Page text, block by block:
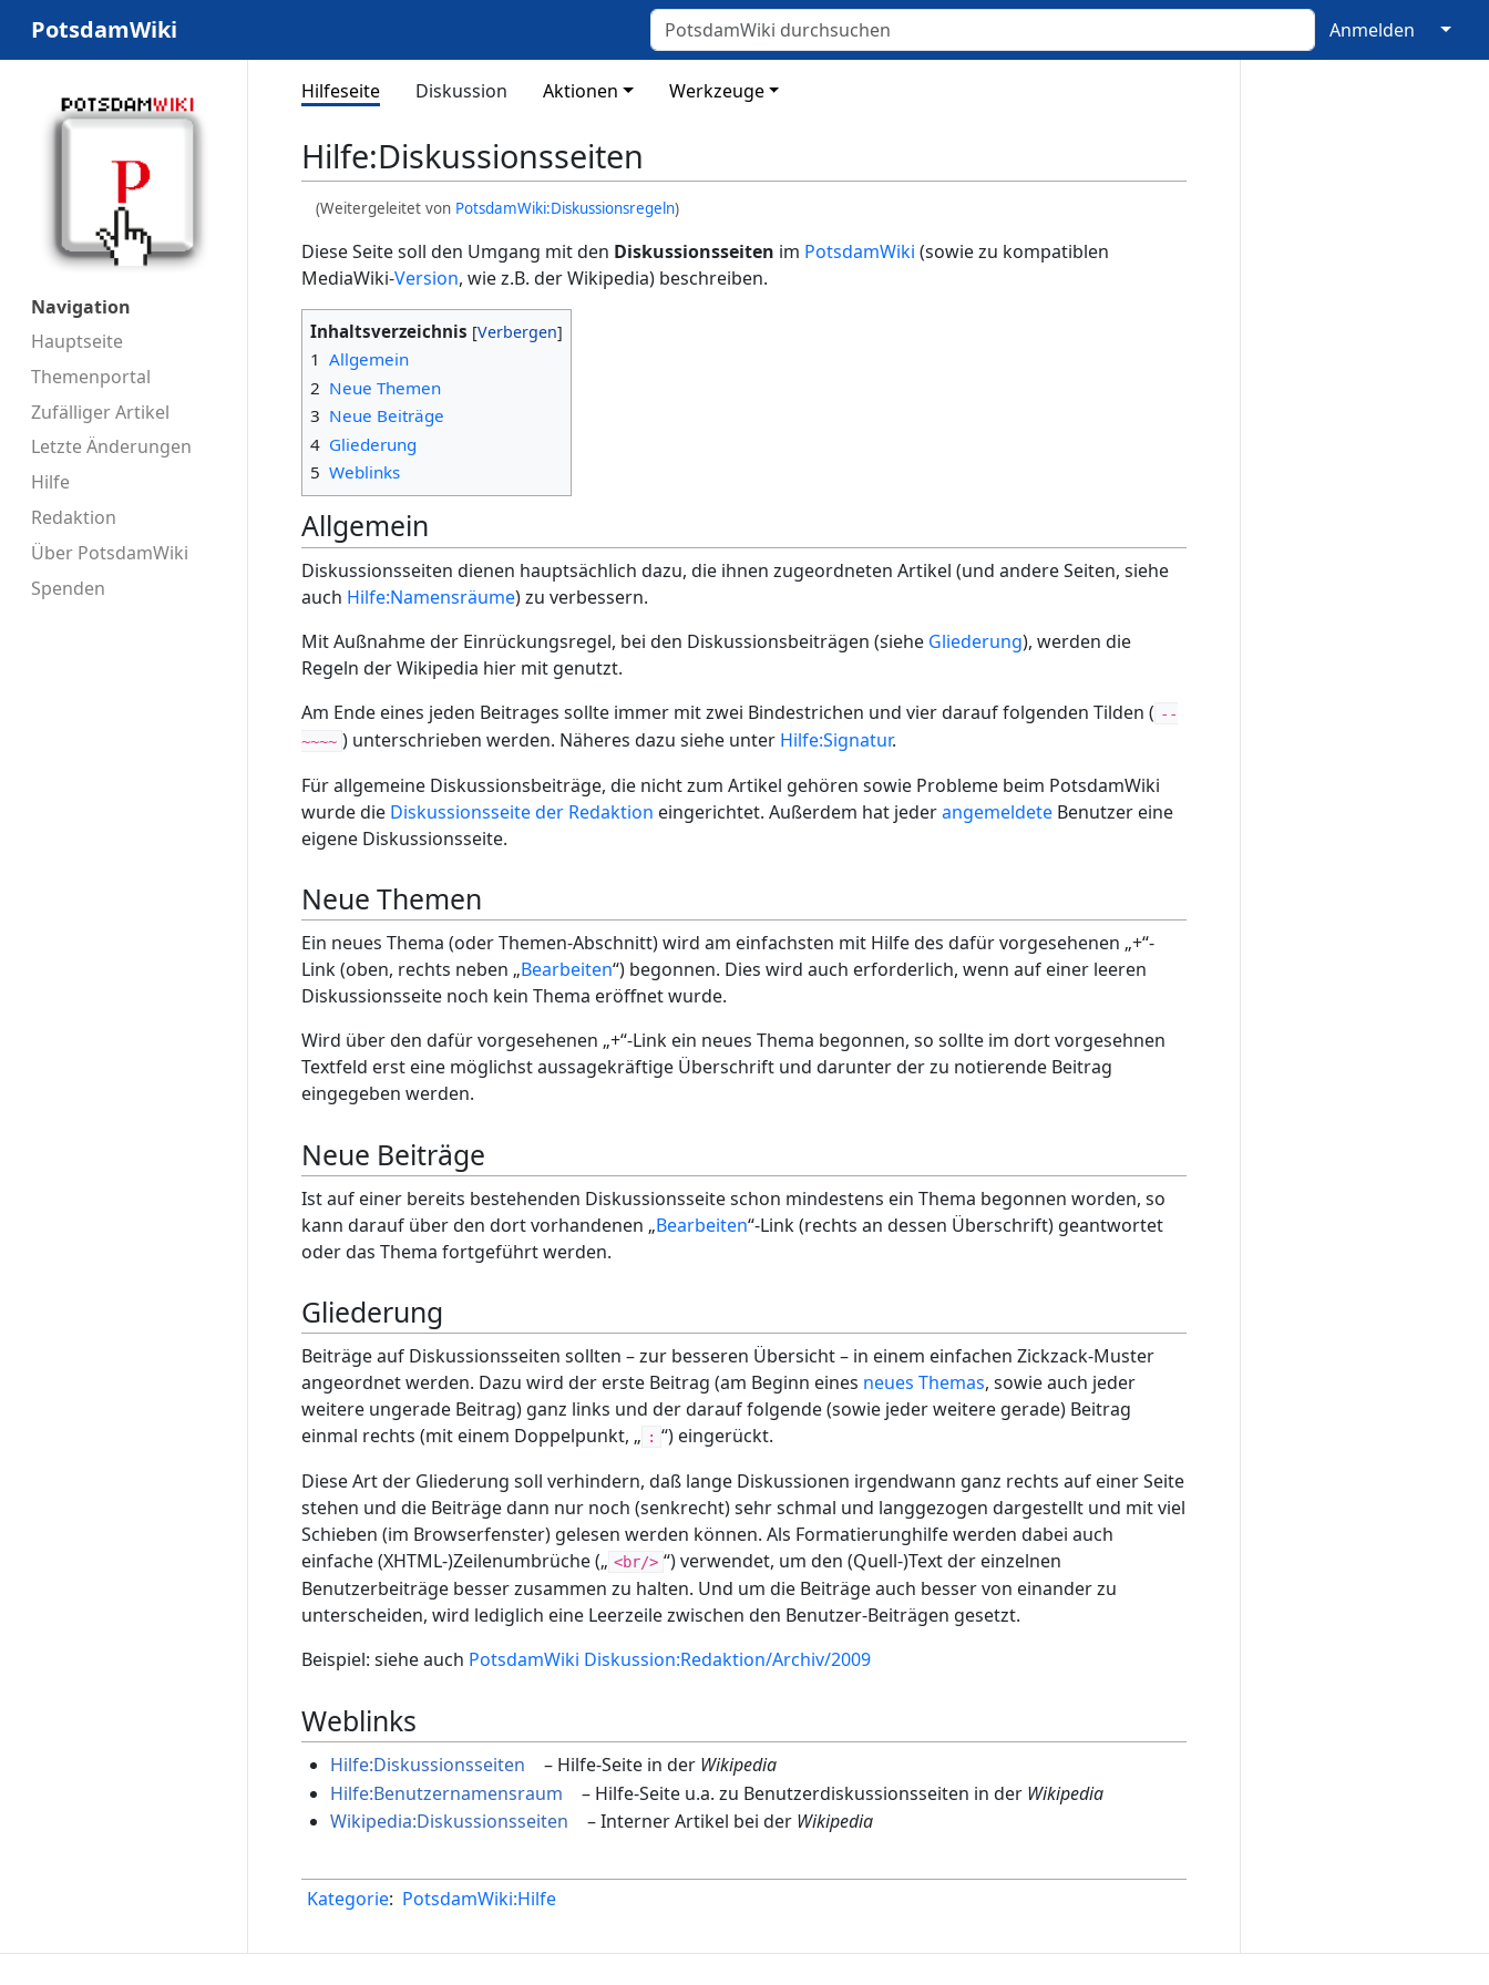
PotsdamWiki Anmelden ↓
Navigation
Hauptseite
Themenportal
Zufälliger Artikel
Letzte Änderungen
Hilfe
Redaktion
Über PotsdamWiki
Spenden
Hilfeseite Diskussion Aktionen Werkzeuge
Hilfe:Diskussionsseiten
(Weitergeleitet von PotsdamWiki:Diskussionsregeln)
Diese Seite soll den Umgang mit den Diskussionsseiten im PotsdamWiki (sowie zu kompatiblen
MediaWiki-Version, wie z.B. der Wikipedia) beschreiben.
Inhaltsverzeichnis
1 Allgemein
2 Neue Themen
3 Neue Beiträge
4 Gliederung
5 Weblinks
Allgemein
Diskussionsseiten dienen hauptsächlich dazu, die ihnen zugeordneten Artikel (und andere Seiten, siehe
auch Hilfe:Namensräume) zu verbessern.
Mit Außnahme der Einrückungsregel, bei den Diskussionsbeiträgen (siehe Gliederung), werden die
Regeln der Wikipedia hier mit genutzt.
Am Ende eines jeden Beitrages sollte immer mit zwei Bindestrichen und vier darauf folgenden Tilden ( --
~~~~ ) unterschrieben werden. Näheres dazu siehe unter Hilfe:Signatur.
Für allgemeine Diskussionsbeiträge, die nicht zum Artikel gehören sowie Probleme beim PotsdamWiki
wurde die Diskussionsseite der Redaktion eingerichtet. Außerdem hat jederangemeldete Benutzer eine
eigene Diskussionsseite.
Neue Themen
Ein neues Thema (oder Themen-Abschnitt) wird am einfachsten mit Hilfe des dafür vorgesehenen „+“-
Link (oben, rechts neben „Bearbeiten“) begonnen. Dies wird auch erforderlich, wenn auf einer leeren
Diskussionsseite noch kein Thema eröffnet wurde.
Wird über den dafür vorgesehenen „+“-Link ein neues Thema begonnen, so sollte im dort vorgesehnen
Textfeld erst eine möglichst aussagekräftige Überschrift und darunter der zu notierende Beitrag
eingegeben werden.
Neue Beiträge
Ist auf einer bereits bestehenden Diskussionsseite schon mindestens ein Thema begonnen worden, so
kann darauf über den dort vorhandenen „Bearbeiten“-Link (rechts an dessen Überschrift) geantwortet
oder das Thema fortgeführt werden.
Gliederung
Beiträge auf Diskussionsseiten sollten – zur besseren Übersicht – in einem einfachen Zickzack-Muster
angeordnet werden. Dazu wird der erste Beitrag (am Beginn eines neues Themas, sowie auch jeder
weitere ungerade Beitrag) ganz links und der darauf folgende (sowie jeder weitere gerade) Beitrag
einmal rechts (mit einem Doppelpunkt, „ : “) eingerückt.
Diese Art der Gliederung soll verhindern, daß lange Diskussionen irgendwann ganz rechts auf einer Seite
stehen und die Beiträge dann nur noch (senkrecht) sehr schmal und langgezogen dargestellt und mit viel
Schieben (im Browserfenster) gelesen werden können. Als Formatierunghilfe werden dabei auch
einfache (XHTML-)Zeilenumbrüche („ <br/> “) verwendet, um den (Quell-)Text der einzelnen
Benutzerbeiträge besser zusammen zu halten. Und um die Beiträge auch besser von einander zu
unterscheiden, wird lediglich eine Leerzeile zwischen den Benutzer-Beiträgen gesetzt.
Beispiel: siehe auch PotsdamWiki Diskussion:Redaktion/Archiv/2009
Weblinks
Hilfe:Diskussionsseiten – Hilfe-Seite in der Wikipedia
Hilfe:Benutzernamensraum
– Hilfe-Seite u.a. zu Benutzerdiskussionsseiten in der Wikipedia
Wikipedia:Diskussionsseiten
– Interner Artikel bei der Wikipedia
Kategorie: PotsdamWiki:Hilfe